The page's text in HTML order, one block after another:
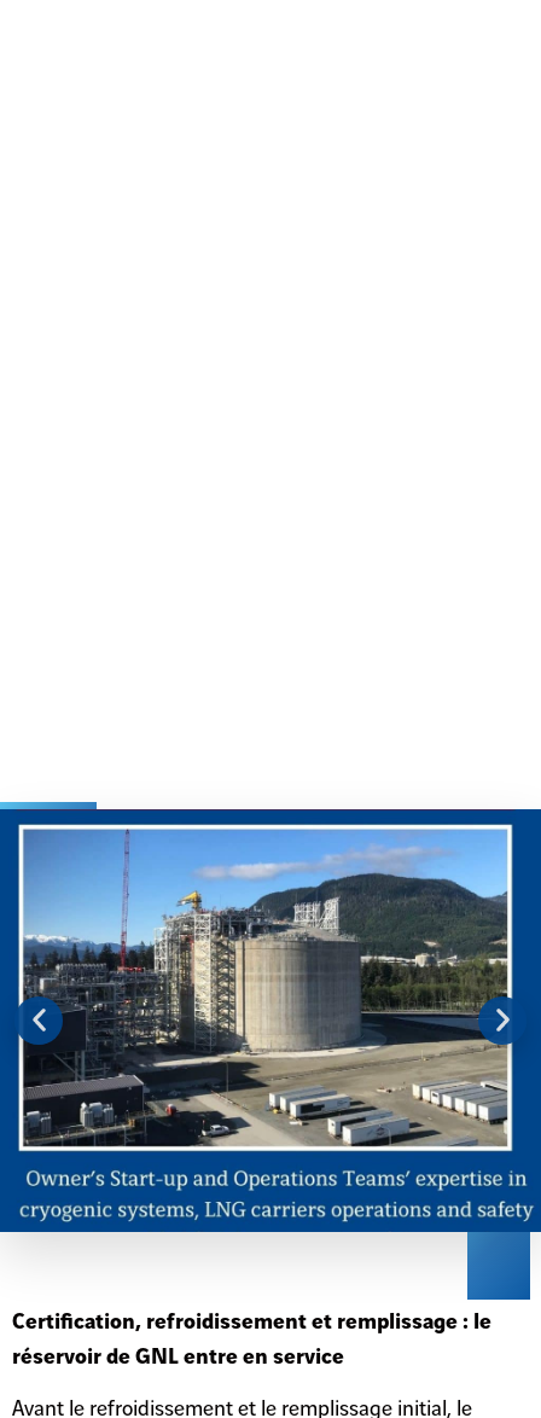
Certification, refroidissement et remplissage : le
réservoir de GNL entre en service
Avant le refroidissement et le remplissage initial, le